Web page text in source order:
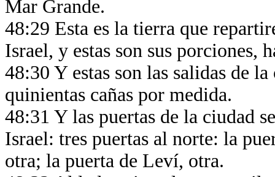
Mar Grande.
48:29 Esta es la tierra que
Israel, y estas son sus porciones,
48:30 Y estas son las salidas de
quinientas cañas por medida.
48:31 Y las puertas de la ciudad
Israel: tres puertas al norte: la
otra; la puerta de Leví, otra.